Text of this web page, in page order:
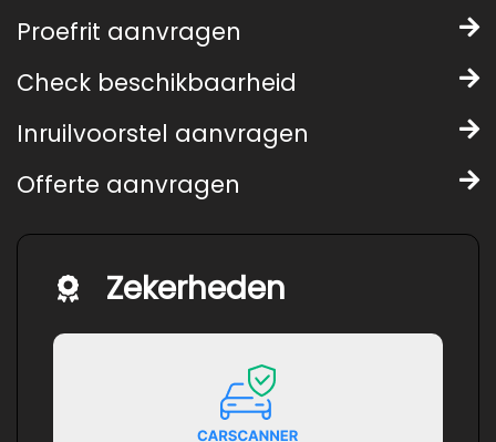
Proefrit aanvragen
Check beschikbaarheid
Inruilvoorstel aanvragen
Offerte aanvragen
Zekerheden